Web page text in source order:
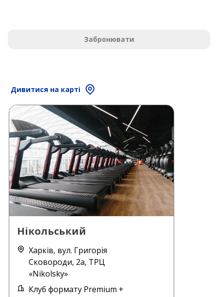
Забронювати
Дивитися на карті
Нікольський
Харків, вул. Григорія
Сковороди, 2а, ТРЦ
«Nikolsky»
Клуб формату Premium +